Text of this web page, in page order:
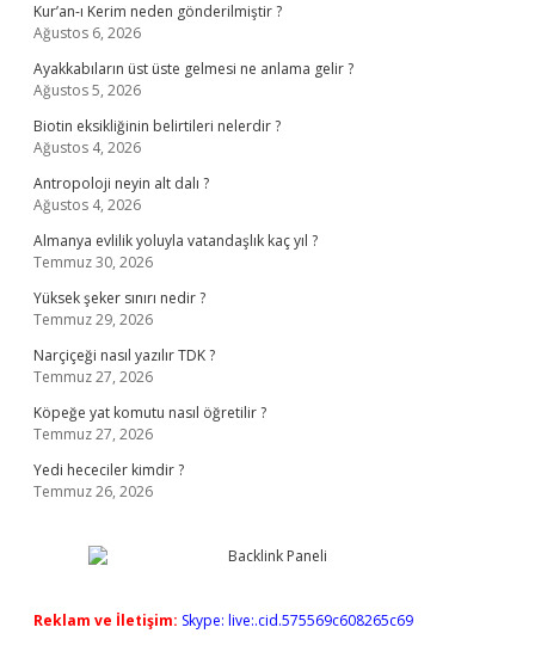
Kur’an-ı Kerim neden gönderilmiştir ?
Ağustos 6, 2026
Ayakkabıların üst üste gelmesi ne anlama gelir ?
Ağustos 5, 2026
Biotin eksikliğinin belirtileri nelerdir ?
Ağustos 4, 2026
Antropoloji neyin alt dalı ?
Ağustos 4, 2026
Almanya evlilik yoluyla vatandaşlık kaç yıl ?
Temmuz 30, 2026
Yüksek şeker sınırı nedir ?
Temmuz 29, 2026
Narçiçeği nasıl yazılır TDK ?
Temmuz 27, 2026
Köpeğe yat komutu nasıl öğretilir ?
Temmuz 27, 2026
Yedi hececiler kimdir ?
Temmuz 26, 2026
Reklam ve İletişim: Skype: live:.cid.575569c608265c69